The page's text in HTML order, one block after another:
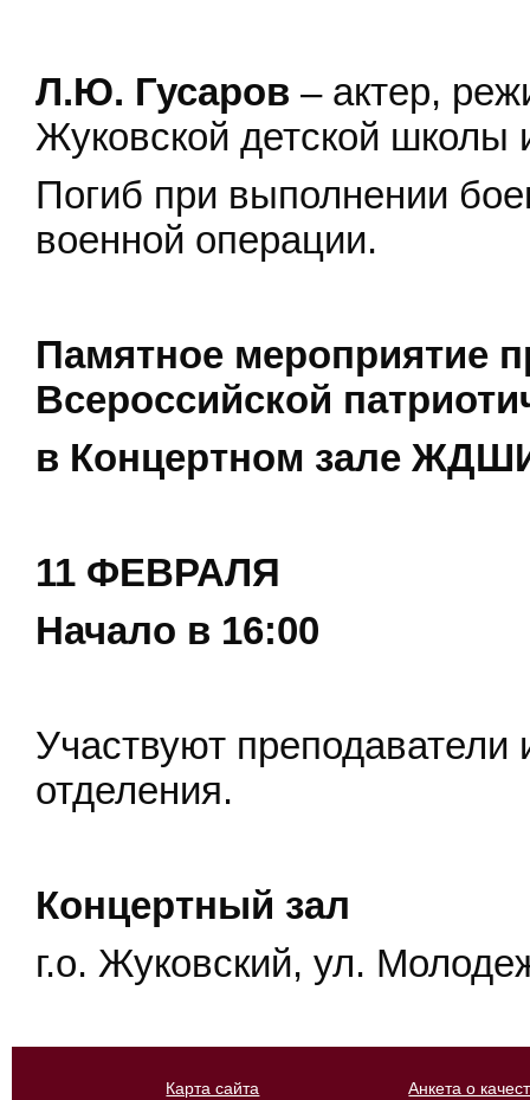
Л.Ю. Гусаров – актер,
Жуковской детской школы
Погиб при выполнении
военной операции.
Памятное мероприятие
Всероссийской
в Концертном зале
11 ФЕВРАЛЯ
Начало в 16:00
Участвуют
отделения.
Концертный зал
г.о. Жуковский, ул.
Карта сайта Анкета о